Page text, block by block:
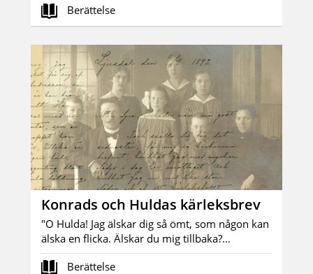
Berättelse
Konrads och Huldas kärleksbrev
"O Hulda! Jag älskar dig så ömt, som någon kan
älska en flicka. Älskar du mig tillbaka?...
Berättelse